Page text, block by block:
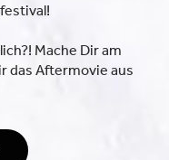
Mache Dir am
das Aftermovie aus